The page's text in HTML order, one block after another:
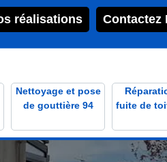
réalisations Contactez
Nettoyage et pose
de gouttière 94
fuite de